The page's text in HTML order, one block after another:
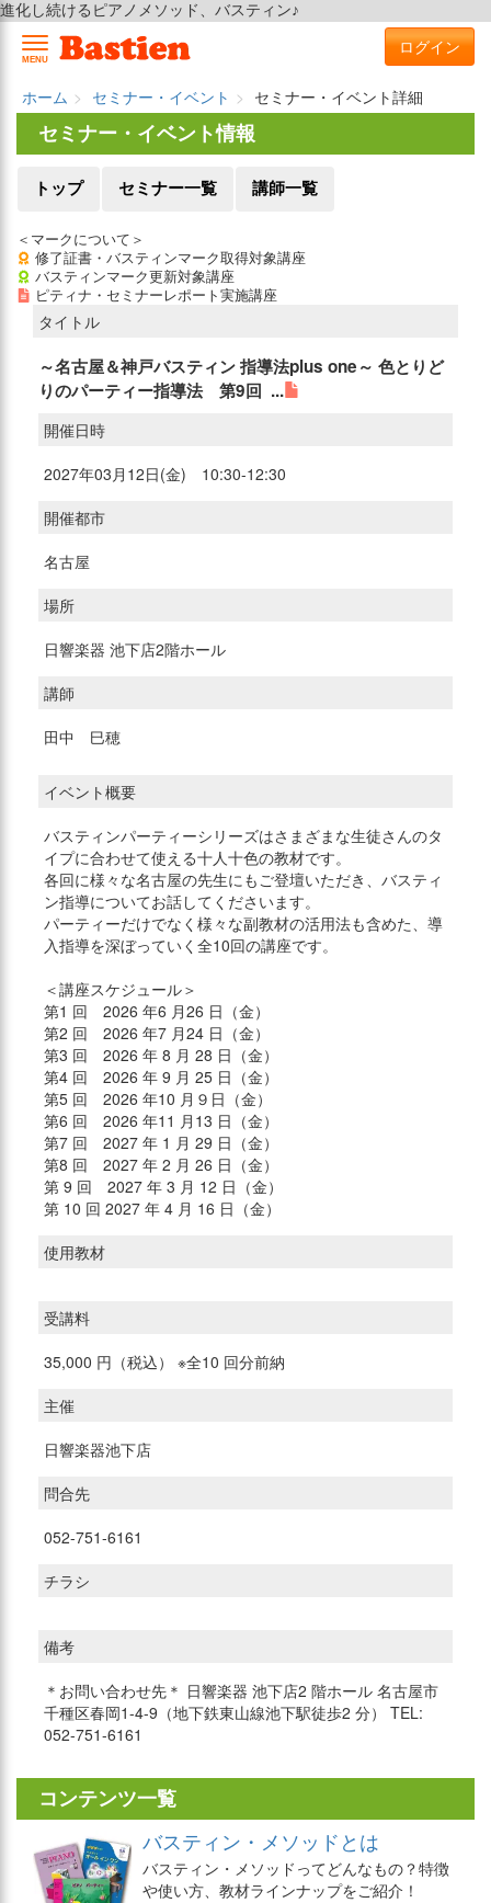
進化し続けるピアノメソッド、バスティン♪
MENU
ログイン
ホーム セミナー・イベント
セミナー・イベント詳細
セミナー・イベント情報
トップ セミナー一覧 講師一覧
＜マークについて＞
修了証書・バスティンマーク取得対象講座
バスティンマーク更新対象講座
ピティナ・セミナーレポート実施講座
タイトル
～名古屋＆神戸バスティン 指導法plus one～ 色とりど
りのパーティー指導法 第9回 ...
開催日時
2027年03月12日(金) 10:30-12:30
開催都市
名古屋
場所
日響楽器 池下店2階ホール
講師
田中 巳穂
イベント概要
バスティンパーティーシリーズはさまざまな生徒さんのタ
イプに合わせて使える十人十色の教材です。
各回に様々な名古屋の先生にもご登壇いただき、バスティ
ン指導についてお話してくださいます。
パーティーだけでなく様々な副教材の活用法も含めた、導
入指導を深ぼっていく全10回の講座です。
＜講座スケジュール＞
第1 回 2026 年6 月26 日（金）
第2 回 2026 年7 月24 日（金）
第3 回 2026 年 8 月 28 日（金）
第4 回 2026 年 9 月 25 日（金）
第5 回 2026 年10 月９日（金）
第6 回 2026 年11 月13 日（金）
第7 回 2027 年 1 月 29 日（金）
第8 回 2027 年 2 月 26 日（金）
第 9 回 2027 年 3 月 12 日（金）
第 10 回 2027 年 4 月 16 日（金）
使用教材
受講料
35,000 円（税込） ※全10 回分前納
主催
日響楽器池下店
問合先
052-751-6161
チラシ
備考
＊お問い合わせ先＊ 日響楽器 池下店2 階ホール 名古屋市
千種区春岡1-4-9（地下鉄東山線池下駅徒歩2 分） TEL:
052-751-6161
コンテンツ一覧
バスティン・メソッドとは
バスティン・メソッドってどんなもの？特徴
や使い方、教材ラインナップをご紹介！